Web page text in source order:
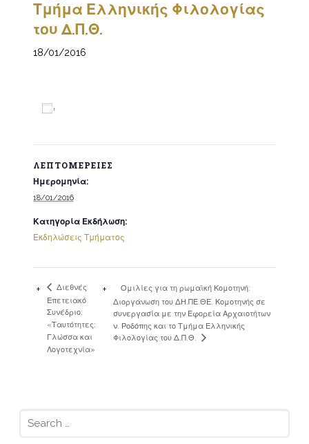
Τμήμα Ελληνικής Φιλολογίας
του Δ.Π.Θ.
18/01/2016
ΛΕΠΤΟΜΈΡΕΙΕΣ
Ημερομηνία:
18/01/2016
Κατηγορία Εκδήλωση:
Εκδηλώσεις Τμήματος
Διεθνές
Επετειακό
Συνέδριο:
«Ταυτότητες:
Γλώσσα και
Λογοτεχνία»
Ομιλίες για τη ρωμαϊκή Κομοτηνή:
Διοργάνωση του ΔΗ.ΠΕ.ΘΕ. Κομοτηνής σε
συνεργασία με την Εφορεία Αρχαιοτήτων
ν. Ροδόπης και το Τμήμα Ελληνικής
Φιλολογίας του Δ.Π.Θ.